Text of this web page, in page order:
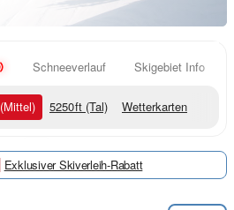
Schneeverlauf Skigebiet Info
(Mittel) 5250ft (Tal) Wetterkarten
Exklusiver Skiverleih-Rabatt